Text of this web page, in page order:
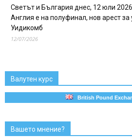
Светът и България днес, 12 юли
Англия е на полуфинал, нов арест за
Уидикомб
12/07/2026
Валутен курс
British Pound
Вашето мнение?